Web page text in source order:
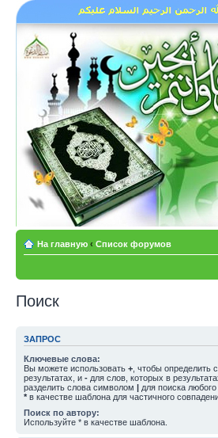
На главную ‹ Список форумов
Поиск
ЗАПРОС
Ключевые слова:
Вы можете использовать + , чтобы
результатах, и - для слов, которых в
разделить слова символом | для поиска
* в качестве шаблона для частичного
Поиск по автору:
Используйте * в качестве шаблона.